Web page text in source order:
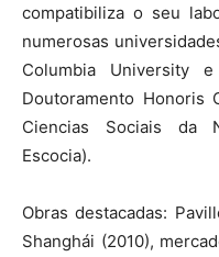
compatibiliza o seu
numerosas
Columbia University
Doutoramento Honoris
Ciencias Sociais da
Escocia).
Obras destacadas:
Shanghái (2010),